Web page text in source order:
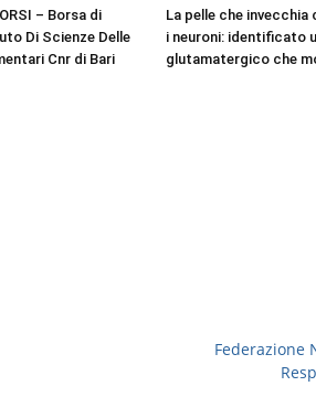
– Borsa di
Di Scienze Delle
Cnr di Bari
La pelle che invecchia
i neuroni: identificato
glutamatergico che
Federazione